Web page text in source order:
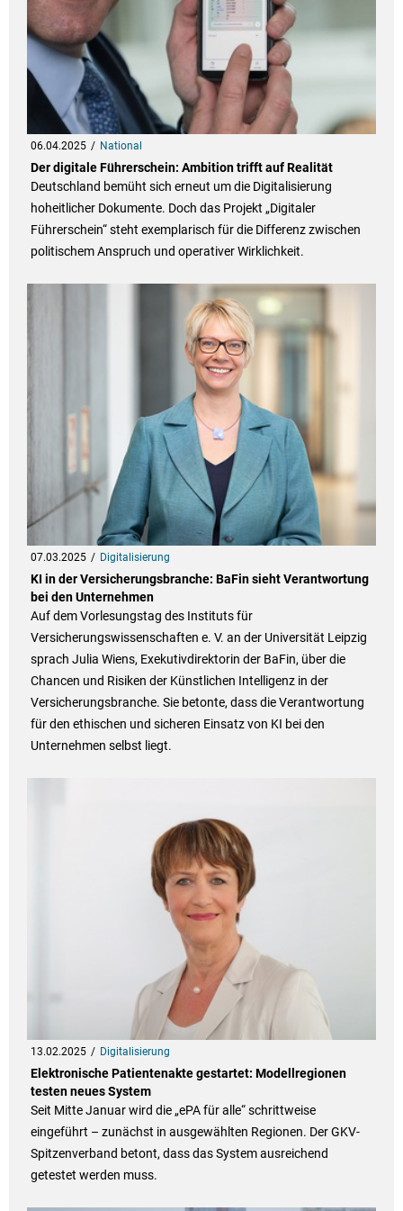
06.04.2025 National
Der digitale Führerschein: Ambition trifft auf Realität
Deutschland bemüht sich erneut um die Digitalisierung
hoheitlicher Dokumente. Doch das Projekt „Digitaler
Führerschein“ steht exemplarisch für die Differenz zwischen
politischem Anspruch und operativer Wirklichkeit.
07.03.2025 Digitalisierung
KI in der Versicherungsbranche: BaFin sieht Verantwortung
bei den Unternehmen
Auf dem Vorlesungstag des Instituts für
Versicherungswissenschaften e. V. an der Universität Leipzig
sprach Julia Wiens, Exekutivdirektorin der BaFin, über die
Chancen und Risiken der Künstlichen Intelligenz in der
Versicherungsbranche. Sie betonte, dass die Verantwortung
für den ethischen und sicheren Einsatz von KI bei den
Unternehmen selbst liegt.
13.02.2025 Digitalisierung
Elektronische Patientenakte gestartet: Modellregionen
testen neues System
Seit Mitte Januar wird die „ePA für alle“ schrittweise
eingeführt – zunächst in ausgewählten Regionen. Der GKV-
Spitzenverband betont, dass das System ausreichend
getestet werden muss.